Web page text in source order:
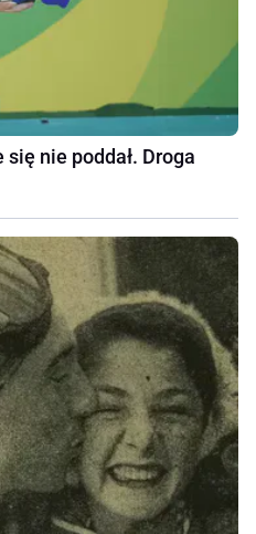
się nie poddał. Droga